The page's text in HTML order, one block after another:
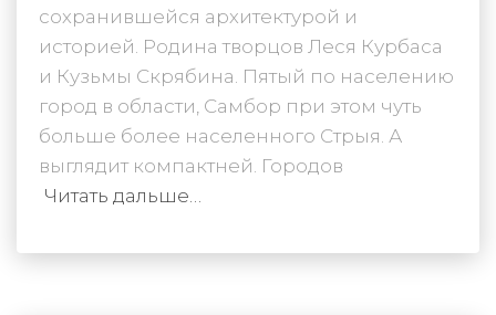
сохранившейся архитектурой и
историей. Родина творцов Леся Курбаса
и Кузьмы Скрябина. Пятый по населению
город в области, Самбор при этом чуть
больше более населенного Стрыя. А
выглядит компактней. Городов
Читать дальше…